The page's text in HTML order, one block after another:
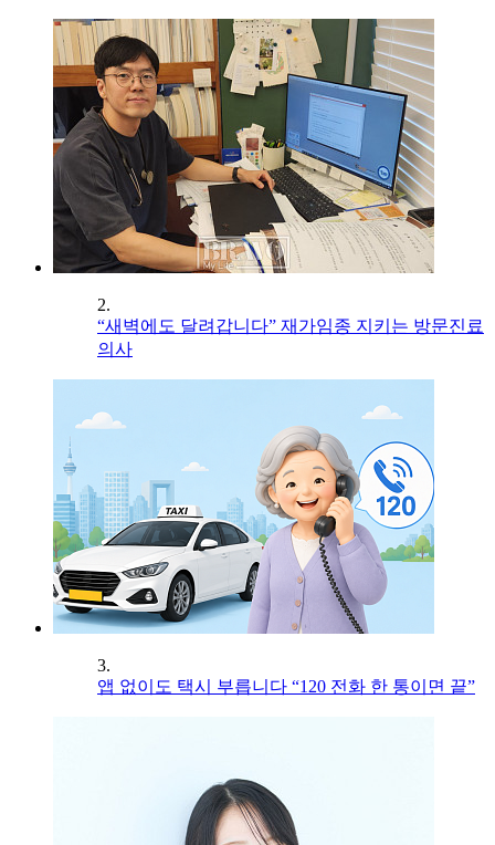
2.
“새벽에도 달려갑니다” 재가임종 지키는 방문진료
의사
3.
앱 없이도 택시 부릅니다 “120 전화 한 통이면 끝”